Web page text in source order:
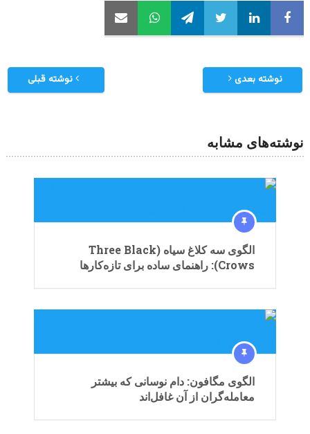
نوشته قبلی نوشته بعدی
نوشته‌های مشابه
الگوی سه کلاغ سیاه (Three Black
Crows): راهنمای ساده برای تازه‌کارها
الگوی مگافون: دام نوسانی که بیشتر
معامله‌گران از آن غافل‌اند